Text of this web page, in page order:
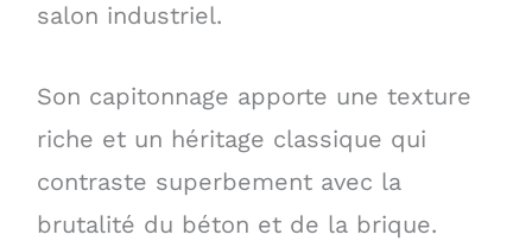
salon industriel.
Son capitonnage apporte une texture
riche et un héritage classique qui
contraste superbement avec la
brutalité du béton et de la brique.